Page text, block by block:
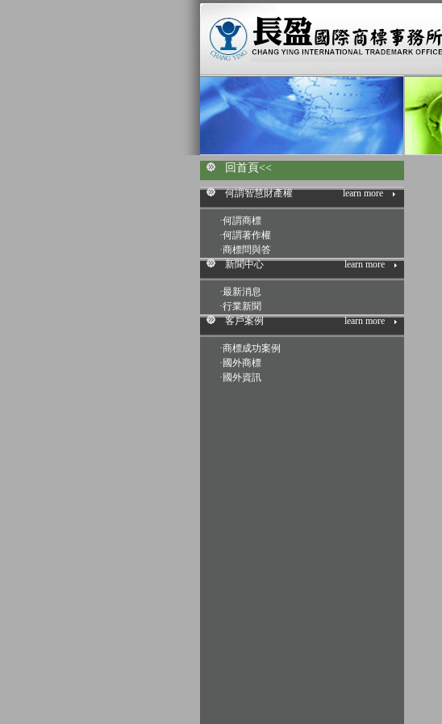
回首頁<<
何謂智慧財產權 learn more
·何謂商標
·何謂著作權
·商標問與答
新聞中心
learn more
·最新消息
·行業新聞
客戶案例
learn more
·商標成功案例
· 國外商標
· 國外資訊